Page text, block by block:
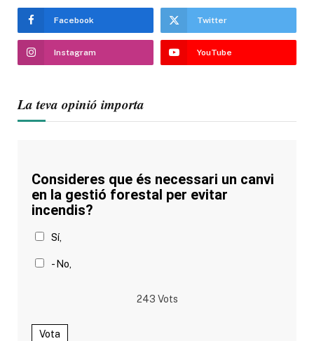
Facebook Twitter
Instagram YouTube
La teva opinió importa
Consideres que és necessari un canvi
en la gestió forestal per evitar
incendis?
Sí,
- No,
243 Vots
Vota